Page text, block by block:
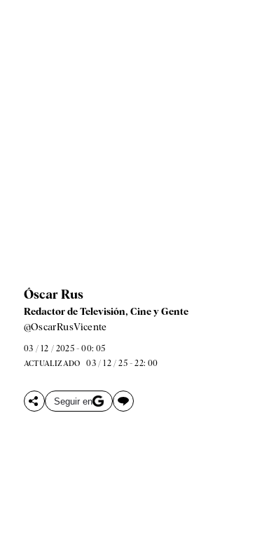
Óscar Rus
Redactor de Televisión, Cine y Gente
@OscarRusVicente
03 / 12 / 2025 - 00: 05
ACTUALIZADO 03 / 12 / 25 - 22: 00
Seguir en